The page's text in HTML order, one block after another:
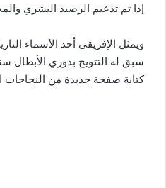
إذا تم تدعيم الرصيد البشري
ويمثل الإفريقي أحد الأسماء
كتابة صفحة جديدة من النجاحات